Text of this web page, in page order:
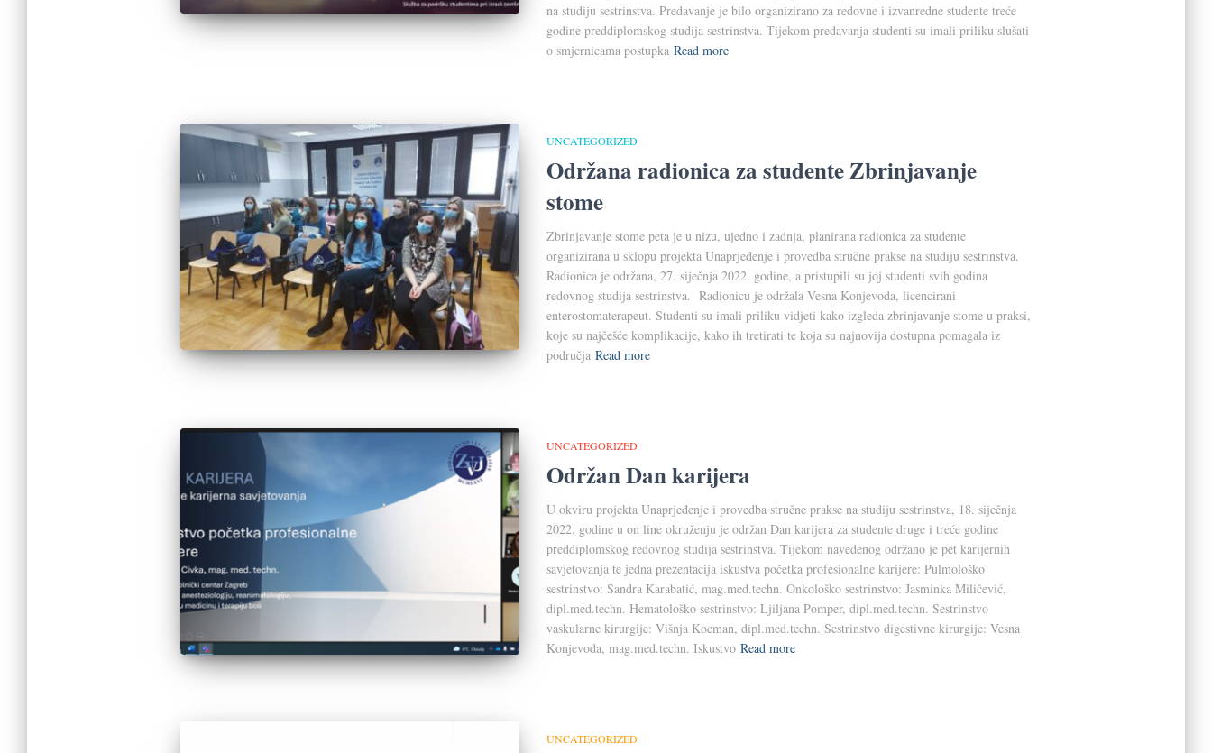
na studiju sestrinstva. Predavanje je bilo organizirano za redovne i izvanredne studente treće
godine preddiplomskog studija sestrinstva. Tijekom predavanja studenti su imali priliku slušati
o smjernicama postupka Read more
UNCATEGORIZED
Održana radionica za studente Zbrinjavanje
stome
Zbrinjavanje stome peta je u nizu, ujedno i zadnja, planirana radionica za studente
organizirana u sklopu projekta Unaprjeđenje i provedba stručne prakse na studiju sestrinstva.
Radionica je održana, 27. siječnja 2022. godine, a pristupili su joj studenti svih godina
redovnog studija sestrinstva. Radionicu je održala Vesna Konjevoda, licencirani
enterostomaterapeut. Studenti su imali priliku vidjeti kako izgleda zbrinjavanje stome u praksi,
koje su najčešće komplikacije, kako ih tretirati te koja su najnovija dostupna pomagala iz
područja Read more
UNCATEGORIZED
Održan Dan karijera
U okviru projekta Unaprjeđenje i provedba stručne prakse na studiju sestrinstva, 18. siječnja
2022. godine u on line okruženju je održan Dan karijera za studente druge i treće godine
preddiplomskog redovnog studija sestrinstva. Tijekom navedenog održano je pet karijernih
savjetovanja te jedna prezentacija iskustva početka profesionalne karijere: Pulmološko
sestrinstvo: Sandra Karabatić, mag.med.techn. Onkološko sestrinstvo: Jasminka Miličević,
dipl.med.techn. Hematološko sestrinstvo: Ljiljana Pomper, dipl.med.techn. Sestrinstvo
vaskularne kirurgije: Višnja Kocman, dipl.med.techn. Sestrinstvo digestivne kirurgije: Vesna
Konjevoda, mag.med.techn. Iskustvo Read more
UNCATEGORIZED